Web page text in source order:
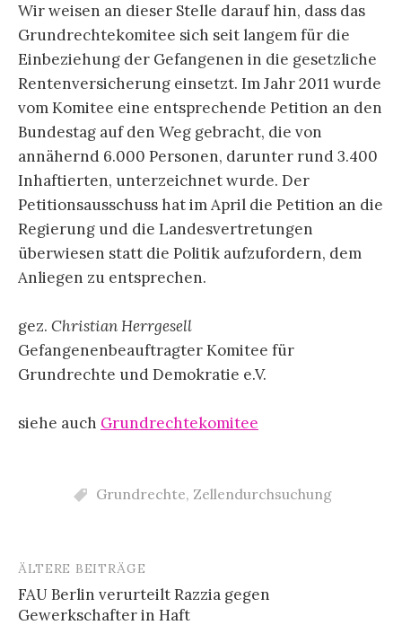
Wir weisen an dieser Stelle darauf hin, dass das
Grundrechtekomitee sich seit langem für die
Einbeziehung der Gefangenen in die gesetzliche
Rentenversicherung einsetzt. Im Jahr 2011 wurde
vom Komitee eine entsprechende Petition an den
Bundestag auf den Weg gebracht, die von
annähernd 6.000 Personen, darunter rund 3.400
Inhaftierten, unterzeichnet wurde. Der
Petitionsausschuss hat im April die Petition an die
Regierung und die Landesvertretungen
überwiesen statt die Politik aufzufordern, dem
Anliegen zu entsprechen.
gez. Christian Herrgesell
Gefangenenbeauftragter Komitee für
Grundrechte und Demokratie e.V.
siehe auch Grundrechtekomitee
Grundrechte, Zellendurchsuchung
Beitragsnavigation
ÄLTERE BEITRÄGE
FAU Berlin verurteilt Razzia gegen
Gewerkschafter in Haft